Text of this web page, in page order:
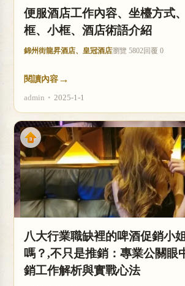
便服酒店工作內容、坐檯方式
框、小框、酒店術語介紹
錦州街龍昇酒店、皇冠酒店瀏覽 5802回覆 0
閱讀內容 →
admin • 2025-1-1
八大行業職缺裡的啤酒促銷小
嗎？,不只是推銷：專業公關眼
銷工作解析與實戰心法